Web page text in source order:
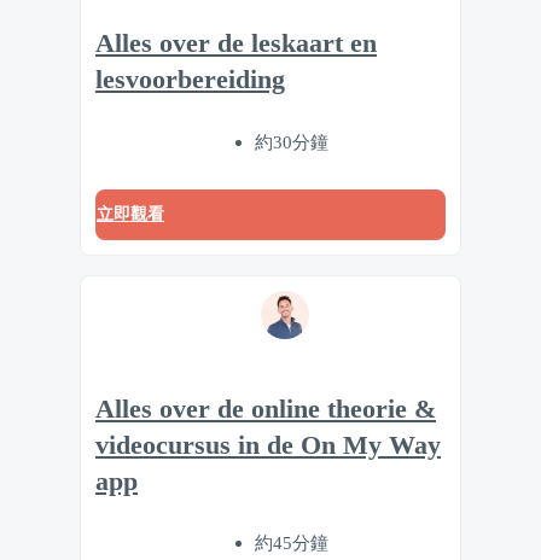
Alles over de leskaart en
lesvoorbereiding
約30分鐘
立即觀看
Alles over de online theorie &
videocursus in de On My Way
app
約45分鐘